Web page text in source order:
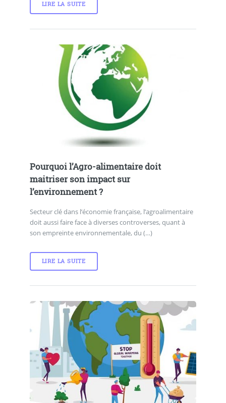
LIRE LA SUITE
Pourquoi l’Agro-alimentaire doit
maitriser son impact sur
l’environnement ?
Secteur clé dans l’économie française, l’agroalimentaire
doit aussi faire face à diverses controverses, quant à
son empreinte environnementale, du (…)
LIRE LA SUITE